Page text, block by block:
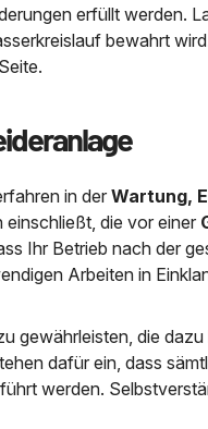
erfüllt werden.
bewahrt
in derWartung,
einschließt, die vor einer
Ihr Betrieb nach der
Arbeiten in
gewährleisten, die
dafür ein, dass
werden.